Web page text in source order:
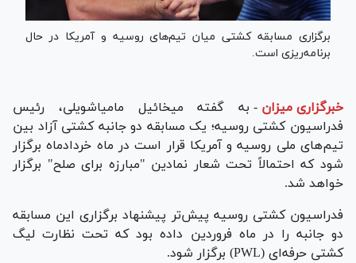
برگزاری مسابقه کشتی میان تیم‌های روسیه و آمریکا در حال
برنامه‌ریزی است.
خبرگزاری میزان - به گفته میخائیل مامیاشویلی، رئیس
فدراسیون کشتی روسیه؛ یک مسابقه دو جانبه کشتی آزاد بین
تیم‌های ملی روسیه و آمریکا قرار است در ماه خردادماه برگزار
شود که احتمالاً تحت شعار نمادین "مبارزه برای صلح" برگزار
خواهد شد.
فدراسیون کشتی روسیه پیش‌تر پیشنهاد برگزاری این مسابقه
دو جانبه را در ماه فروردین داده بود که تحت نظارت لیگ
کشتی حرفه‌ای (PWL) برگزار شود.